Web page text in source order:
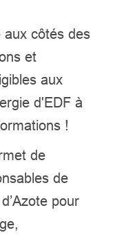
aux côtés des
et
aux
d'EDF à
!
de
de
pour